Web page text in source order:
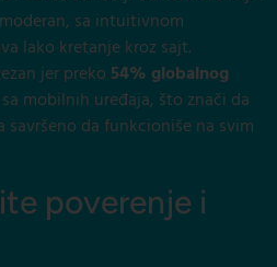
sa intuitivnom
lako kretanje kroz sajt.
jer preko 54% globalnog
mobilnih uređaja, što znači da
da funkcioniše na svim
poverenje i